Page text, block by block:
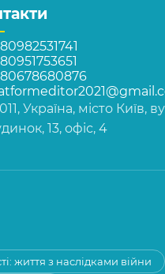
Україна, місто Київ,
13, офіс, 4
життя з наслідками війни